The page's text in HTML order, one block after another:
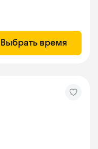
Выбрать время